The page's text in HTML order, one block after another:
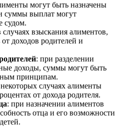
могут быть назначены
суммы выплат могут
судом.
случаях взыскания алиментов,
доходов родителей и
: при разделении
доходы, суммы могут быть
принципам.
случаях алименты
от дохода родителя.
: при назначении алиментов
отца и его возможности